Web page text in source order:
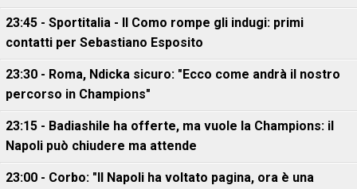
23:45 - Sportitalia - Il Como rompe gli indugi: primi
contatti per Sebastiano Esposito
23:30 - Roma, Ndicka sicuro: "Ecco come andrà il nostro
percorso in Champions"
23:15 - Badiashile ha offerte, ma vuole la Champions: il
Napoli può chiudere ma attende
23:00 - Corbo: "Il Napoli ha voltato pagina, ora è una